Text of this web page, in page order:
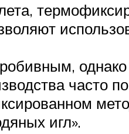
часто
игл».